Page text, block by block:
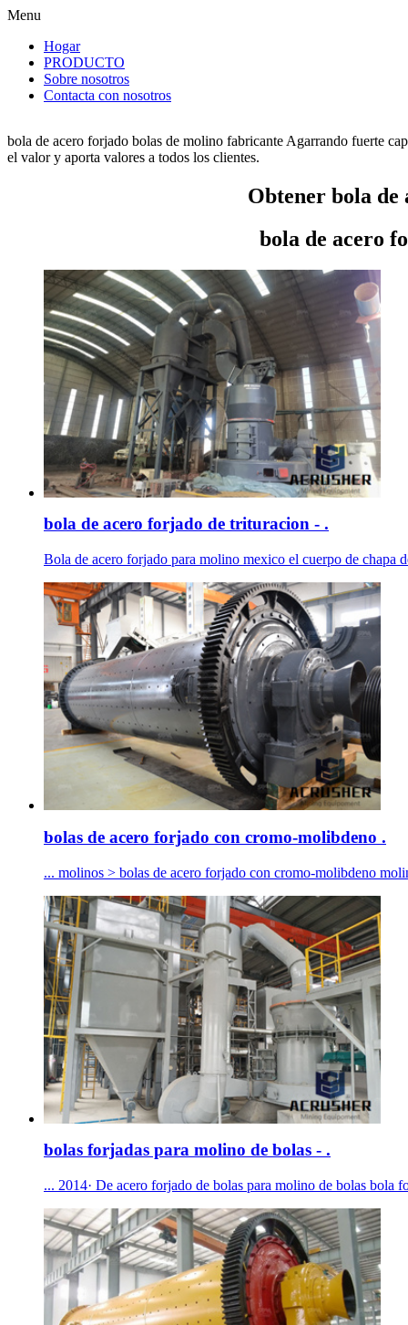
Menu
Hogar
PRODUCTO
Sobre nosotros
Contacta con nosotros
bola de acero forjado bolas de molino fabricante Agarrando fuerte
el valor y aporta valores a todos los clientes.
Obtener bola de
bola de acero
bola de acero forjado de trituracion - .
Bola de acero forjado para molino mexico el cuerpo de chapa
bolas de acero forjado con cromo-molibdeno .
... molinos > bolas de acero forjado con cromo-molibdeno
bolas forjadas para molino de bolas - .
... 2014· De acero forjado de bolas para molino de bolas bola